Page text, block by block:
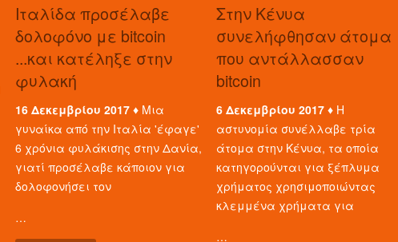
Ιταλίδα προσέλαβε
δολοφόνο με bitcoin
...και κατέληξε στην
φυλακή
16 Δεκεμβρίου 2017 ♦ Μια
γυναίκα από την Ιταλία 'έφαγε'
6 χρόνια φυλάκισης στην Δανία,
γιατί προσέλαβε κάποιον για
δολοφονήσει τον
…
Στην Κένυα
συνελήφθησαν άτομα
που αντάλλασσαν
bitcoin
6 Δεκεμβρίου 2017 ♦ Η
αστυνομία συνέλλαβε τρία
άτομα στην Κένυα, τα οποία
κατηγορούνται για ξέπλυμα
χρήματος χρησιμοποιώντας
κλεμμένα χρήματα για
…